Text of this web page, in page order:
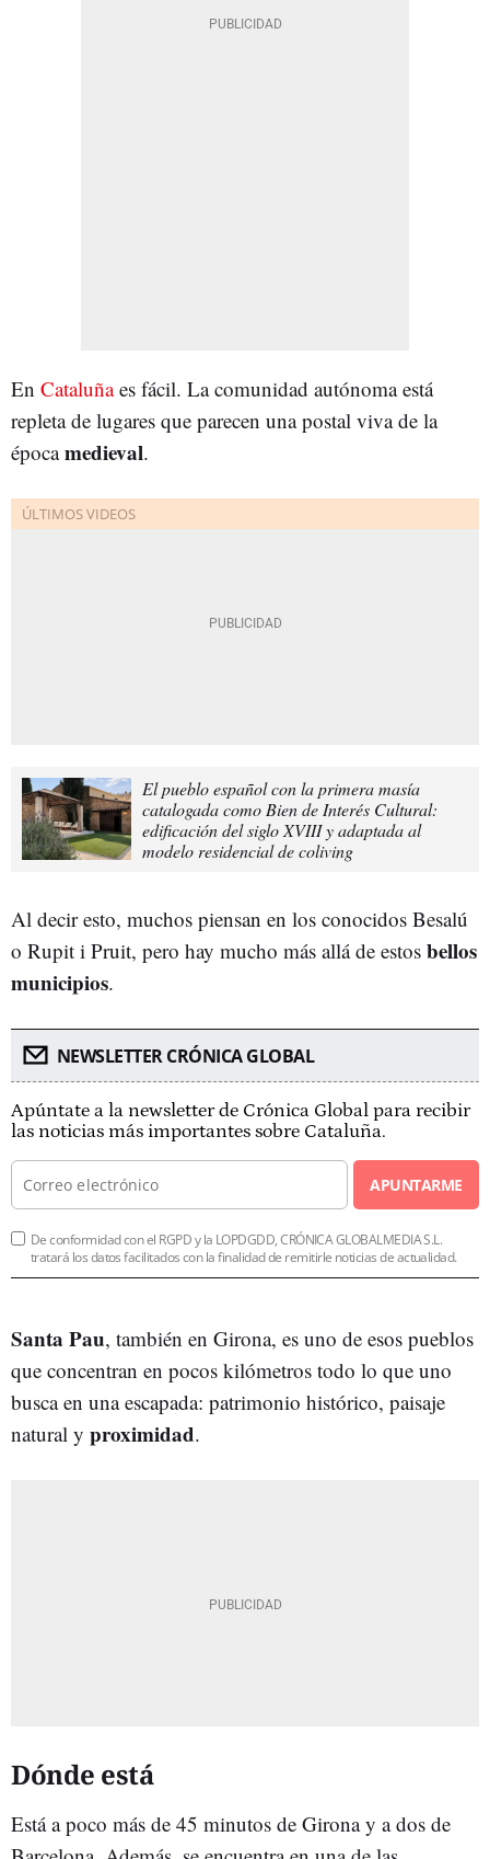
En Cataluñaes fácil. La comunidad autónoma está
repleta de lugares que parecen una postal viva de la
épocamedieval.
El pueblo español con la primera masía
catalogada como Bien de Interés Cultural:
edificación del siglo XVIII y adaptada al
modelo residencial de coliving
Al decir esto, muchos piensan en los conocidos Besalú
o Rupit i Pruit, pero hay mucho más allá de estos bellos
municipios.
NEWSLETTER CRÓNICA GLOBAL
Apúntate a la newsletter de Crónica Global para recibir
las noticias más importantes sobre Cataluña.
APUNTARME
De conformidad con el RGPD y la LOPDGDD, CRÓNICA GLOBALMEDIA S.L.
tratará los datos facilitados con la finalidad de remitirle noticias de actualidad.
Santa Pau, también en Girona, es uno de esos pueblos
que concentran en pocos kilómetros todo lo que uno
busca en una escapada: patrimonio histórico, paisaje
natural y proximidad.
Dónde está
Está a poco más de 45 minutos de Girona y a dos de